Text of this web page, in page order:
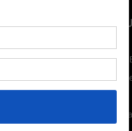
os segredos dos
de pressão
Carro